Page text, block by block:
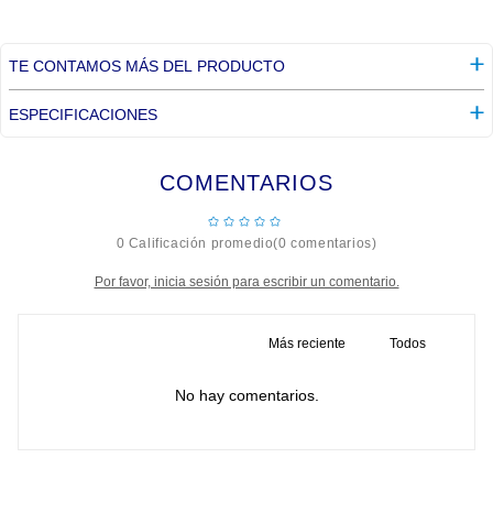
TE CONTAMOS MÁS DEL PRODUCTO
ESPECIFICACIONES
COMENTARIOS
☆☆☆☆
☆
0 Calificación promedio(0 comentarios)
Por favor, inicia sesión para escribir un comentario.
Más reciente Todos
No hay comentarios.